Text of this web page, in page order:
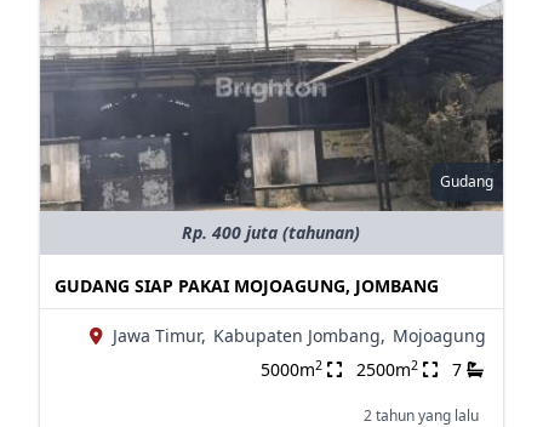
Gudang
Rp. 400 juta (tahunan)
GUDANG SIAP PAKAI MOJOAGUNG, JOMBANG
Jawa Timur, Kabupaten Jombang, Mojoagung
5000m2 2500m2 7
2 tahun yang lalu